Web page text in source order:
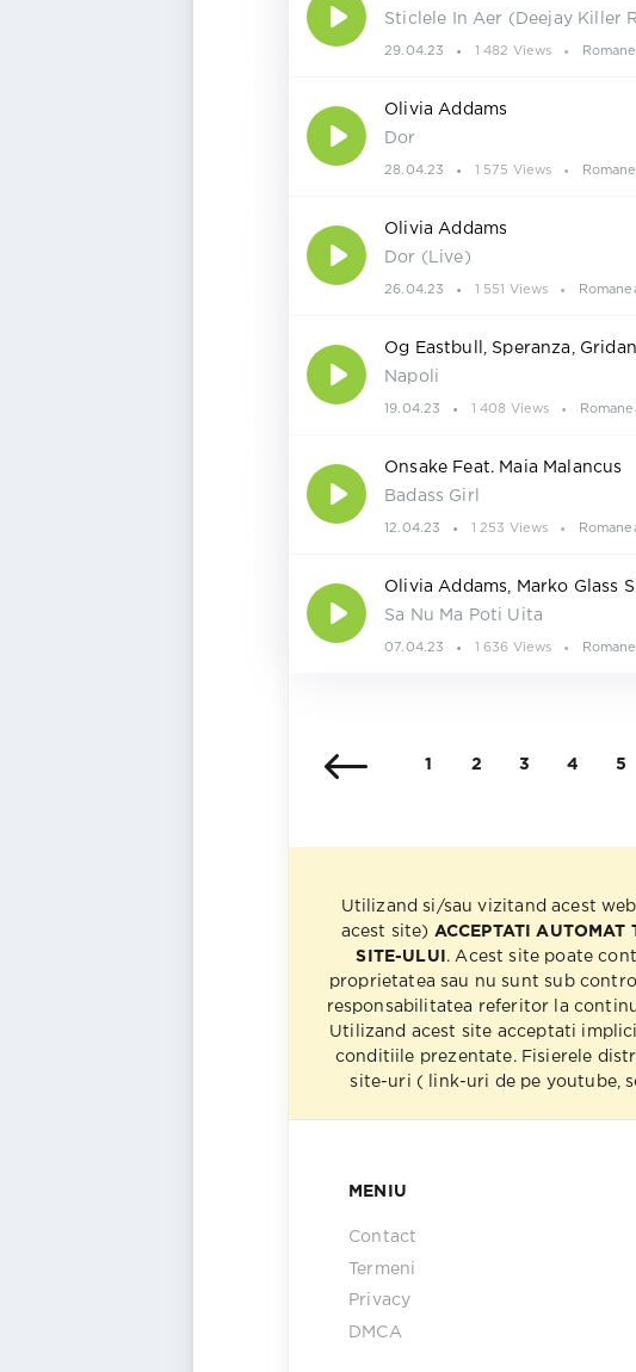
Sticlele In Aer (Deejay Killer
29.04.23 1 482 Views
Olivia Addams
Dor
28.04.23 1 575 Views
Olivia Addams
Dor (Live)
26.04.23 1 551 Views
Og Eastbull, Speranza,
Napoli
19.04.23 1 408 Views
Onsake Feat. Maia Malancus
Badass Girl
12.04.23 1 253 Views
Olivia Addams, Marko Glass
Sa Nu Ma Poti Uita
07.04.23 1 636 Views
1 2 3 4 5
Utilizand si/sau vizitand acest
acest site) ACCEPTATI
SITE-ULUI . Acest site poate
proprietatea sau nu sunt sub
responsabilitatea referitor la
Utilizand acest site acceptati
conditiile prezentate. Fisierele
site-uri ( link-uri de pe youtube,
MENIU
Contact
Termeni
Privacy
DMCA